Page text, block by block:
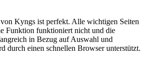
Kyngs ist perfekt. Alle wichtigen Seiten
Funktion funktioniert nicht und die
in Bezug auf Auswahl und
durch einen schnellen Browser unterstützt.